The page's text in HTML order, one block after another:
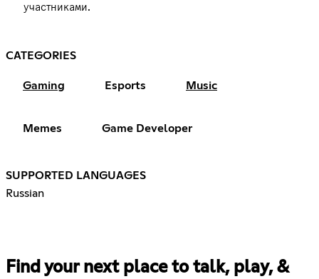
участниками.
CATEGORIES
Gaming Esports Music
Memes Game Developer
SUPPORTED LANGUAGES
Russian
Find your next place to talk, play, &